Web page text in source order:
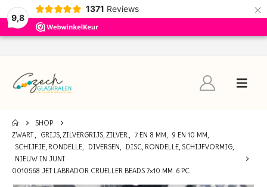
9,8
1371 Reviews ×
SHOP
ZWART., GRIJS, ZILVERGRIJS, ZILVER., 7 EN 8 MM, 9 EN 10 MM,
SCHIJFJE, RONDELLE, DIVERSEN, DISC, RONDELLE, SCHIJFVORMIG,
NIEUW IN JUNI
0010568 JET LABRADOR CRUELLER BEADS 7×10 MM. 6 PC.